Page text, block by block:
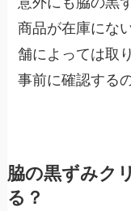
商品が在庫にな
舗によっては取
事前に確認する
脇の黒ずみク
る？